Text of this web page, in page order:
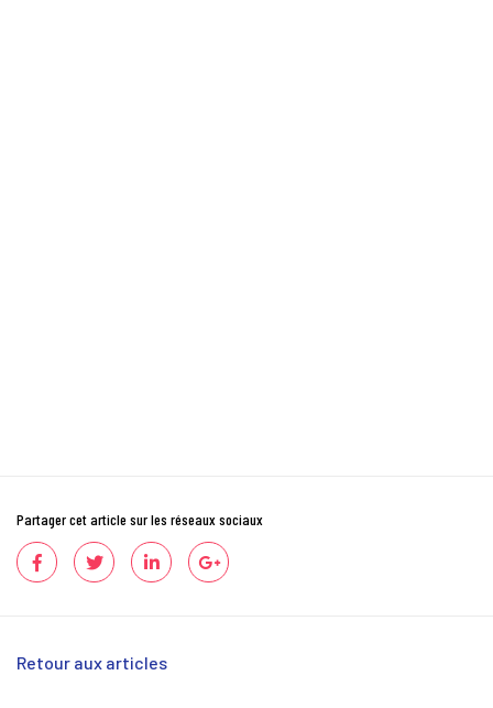
Partager cet article sur les réseaux sociaux
Retour aux articles